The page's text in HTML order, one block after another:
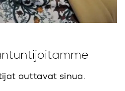
auttavat sinua.